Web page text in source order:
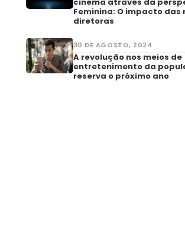
Feminina: O impacto das
diretoras
30 DE AGOSTO, 2024
A revolução nos meios de
entretenimento da
reserva o próximo ano